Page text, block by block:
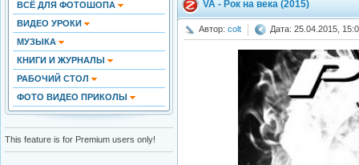
ВСЁ ДЛЯ ФОТОШОПА
ВИДЕО УРОКИ
МУЗЫКА
КНИГИ И ЖУРНАЛЫ
РАБОЧИЙ СТОЛ
ФОТО ВИДЕО ПРИКОЛЫ
This feature is for Premium users only!
VA - Рок на века (2015)
Автор: colt Дата: 25.04.2015,